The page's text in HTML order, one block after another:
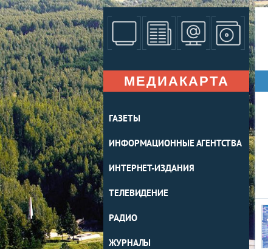
МЕДИАКАРТА
ГАЗЕТЫ
ИНФОРМАЦИОННЫЕ АГЕНТСТВА
ИНТЕРНЕТ-ИЗДАНИЯ
ТЕЛЕВИДЕНИЕ
РАДИО
ЖУРНАЛЫ